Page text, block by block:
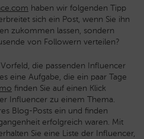
haben wir folgenden Tipp
sich ein Post, wenn Sie ihn
zukommen lassen, sondern
von Followern verteilen?
die passenden Influencer
eine Aufgabe, die ein paar Tage
finden Sie auf einen Klick
Influencer zu einem Thema.
Blog-Posts ein und finden
erfolgreich waren. Mit
Sie eine Liste der Influencer,